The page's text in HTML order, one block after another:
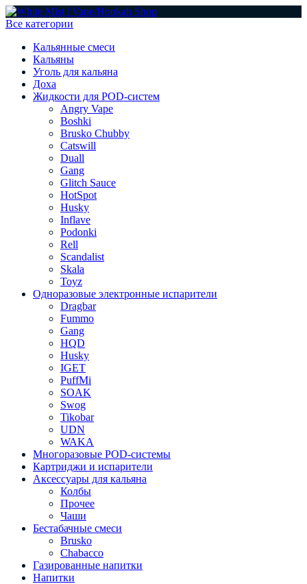
Все категории
Кальянные смеси
Кальяны
Уголь для кальяна
Доха
Жидкости для POD-систем
Angry Vape
Boshki
Brusko Chubby
Catswill
Duall
Gang
Glitch Sauce
HotSpot
Husky
Inflave
Podonki
Rell
Scandalist
Skala
Toyz
Одноразовые электронные испарители
Dragbar
Fummo
Gang
HQD
Husky
IGET
PuffMi
SOAK
Swog
Tikobar
UDN
WAKA
Многоразовые POD-системы
Картриджи и испарители
Аксессуары для кальяна
Колбы
Прочее
Чаши
Бестабачные смеси
Brusko
Chabacco
Газированные напитки
Напитки